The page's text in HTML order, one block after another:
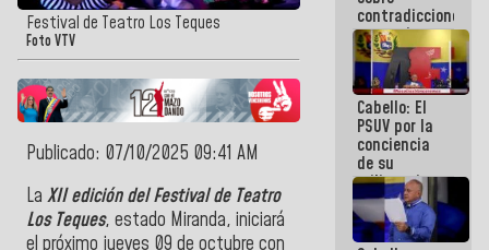
Festival de Teatro Los Teques
Foto VTV
Publicado: 07/10/2025 09:41 AM
La XII edición del Festival de Teatro
Los Teques, estado Miranda, iniciará
hay
programa
contradicciones
y mentiras
de María
Machado:
¡Créanle!
Cabello: El
PSUV por la
conciencia
de su
militancia
es la
organización
política más